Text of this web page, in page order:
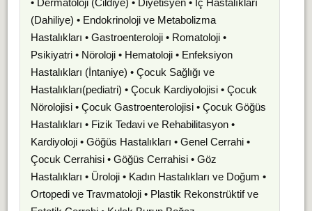
• Dermatoloji (Cildiye) • Diyetisyen • İç Hastalıkları
(Dahiliye) • Endokrinoloji ve Metabolizma
Hastalıkları • Gastroenteroloji • Romatoloji •
Psikiyatri • Nöroloji • Hematoloji • Enfeksiyon
Hastalıkları (İntaniye) • Çocuk Sağlığı ve
Hastalıkları(pediatri) • Çocuk Kardiyolojisi • Çocuk
Nörolojisi • Çocuk Gastroenterolojisi • Çocuk Göğüs
Hastalıkları • Fizik Tedavi ve Rehabilitasyon •
Kardiyoloji • Göğüs Hastalıkları • Genel Cerrahi •
Çocuk Cerrahisi • Göğüs Cerrahisi • Göz
Hastalıkları • Üroloji • Kadın Hastalıkları ve Doğum •
Ortopedi ve Travmatoloji • Plastik Rekonstrüktif ve